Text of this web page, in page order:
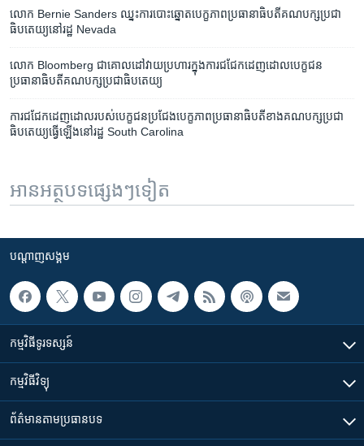
លោក Bernie Sanders ឈ្នះ​ការ​បោះ​ឆ្នោត​បេក្ខភាព​ប្រធានាធិបតី​គណបក្ស​ប្រជា
ធិបតេយ្យ​នៅ​រដ្ឋ Nevada
លោក Bloomberg ជា​គោលដៅ​វាយប្រហារ​ក្នុង​ការ​ជជែក​ដេញដោល​បេក្ខជន​
ប្រធានាធិបតី​គណបក្ស​ប្រជាធិបតេយ្យ
ការ​ជជែក​ដេញដោល​របស់​បេក្ខជន​ប្រជែង​បេក្ខភាព​ប្រធានាធិបតី​ខាង​គណបក្ស​ប្រជា
ធិបតេយ្យ​ធ្វើ​ឡើង​នៅ​រដ្ឋ South Carolina
អានអត្ថបទផ្សេងៗទៀត
បណ្តាញ​សង្គម
កម្មវិធី​ទូរទស្សន៍
កម្មវិធី​វិទ្យុ
ព័ត៌មាន​តាមប្រធានបទ​